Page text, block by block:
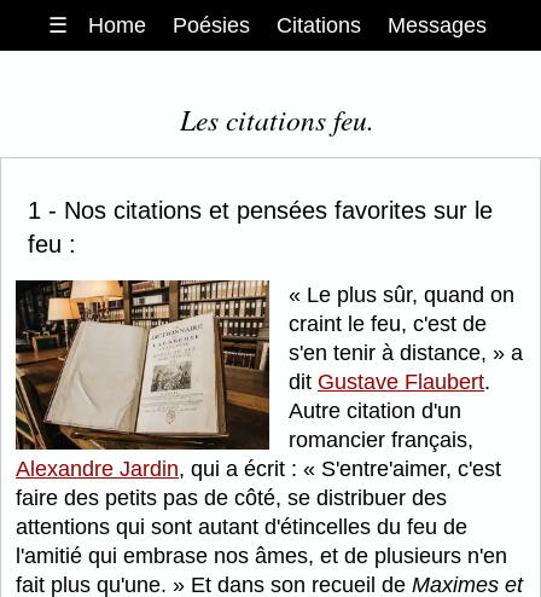
☰ Home Poésies Citations Messages
Les citations feu.
1 - Nos citations et pensées favorites sur le
feu :
Le plus sûr, quand on
craint le feu, c'est de
s'en tenir à distance,
a
dit Gustave Flaubert.
Autre citation d'un
romancier français,
Alexandre Jardin, qui a écrit :
S'entre'aimer, c'est
faire des petits pas de côté, se distribuer des
attentions qui sont autant d'étincelles du feu de
l'amitié qui embrase nos âmes, et de plusieurs n'en
fait plus qu'une.
Et dans son recueil de Maximes et